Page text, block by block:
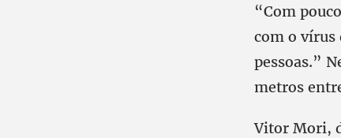
“Com
com o vírus
pessoas.”
metros
Vitor Mori,